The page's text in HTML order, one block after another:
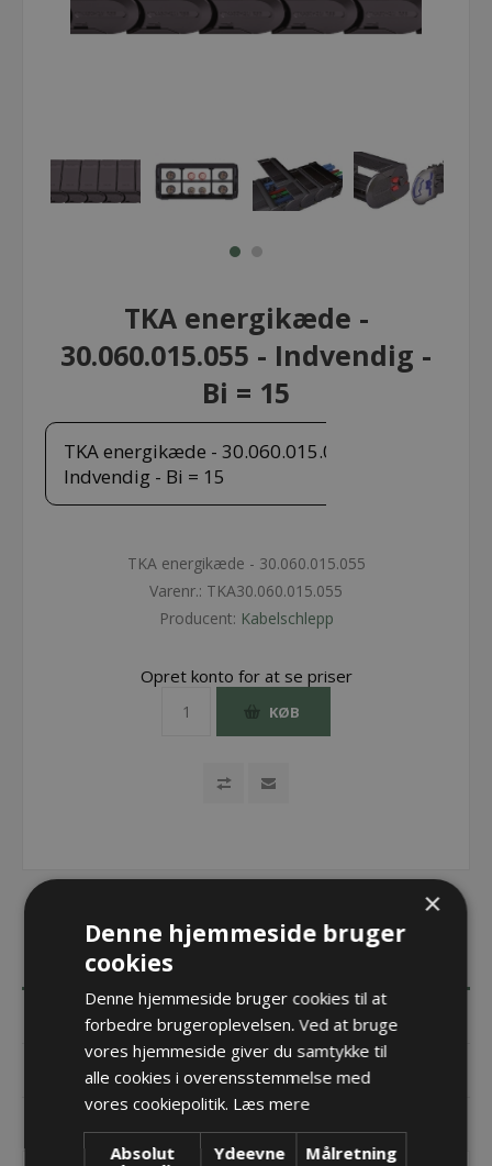
TKA energikæde -
30.060.015.055 - Indvendig -
Bi = 15
TKA energikæde - 30.060.015.055 -
Indvendig - Bi = 15
TKA energikæde - 30.060.015.055
Varenr.: TKA30.060.015.055
Producent: Kabelschlepp
Opret konto for at se priser
KØB
SPECIFIKATIONER
DOKUMENTER
×
Denne hjemmeside bruger
cookies
Denne hjemmeside bruger cookies til at
forbedre brugeroplevelsen. Ved at bruge
vores hjemmeside giver du samtykke til
alle cookies i overensstemmelse med
vores cookiepolitik. Læs mere
Absolut
Ydeevne Målretning